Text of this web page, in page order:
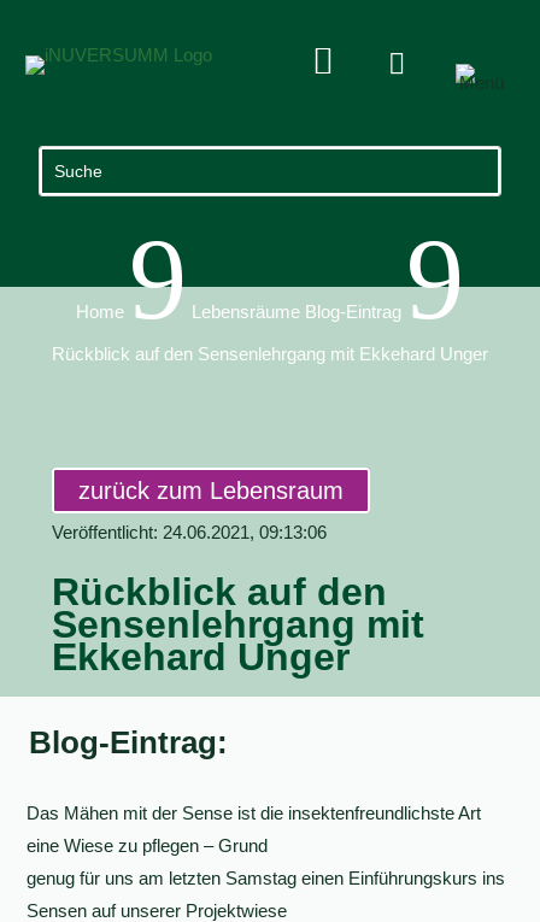
 
Home 9 Lebensräume Blog-Eintrag 9
Rückblick auf den Sensenlehrgang mit Ekkehard Unger
zurück zum Lebensraum
Veröffentlicht: 24.06.2021, 09:13:06
Rückblick auf den
Sensenlehrgang mit
Ekkehard Unger
Blog-Eintrag:
Das Mähen mit der Sense ist die insektenfreundlichste Art
eine Wiese zu pflegen – Grund
genug für uns am letzten Samstag einen Einführungskurs ins
Sensen auf unserer Projektwiese